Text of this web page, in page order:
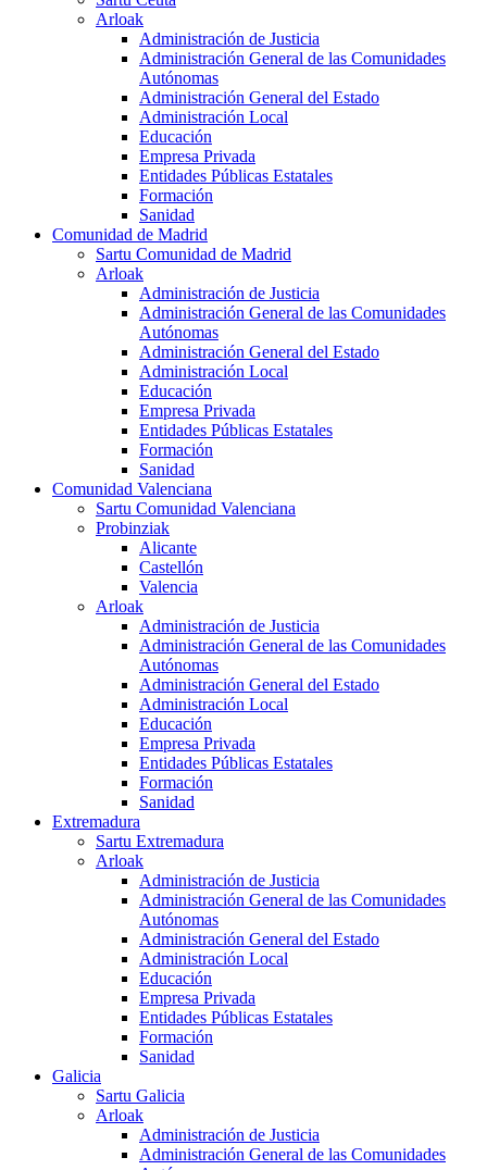
Arloak
Administración de Justicia
Administración General de las Comunidades
Autónomas
Administración General del Estado
Administración Local
Educación
Empresa Privada
Entidades Públicas Estatales
Formación
Sanidad
Comunidad de Madrid
Sartu Comunidad de Madrid
Arloak
Administración de Justicia
Administración General de las Comunidades
Autónomas
Administración General del Estado
Administración Local
Educación
Empresa Privada
Entidades Públicas Estatales
Formación
Sanidad
Comunidad Valenciana
Sartu Comunidad Valenciana
Probinziak
Alicante
Castellón
Valencia
Arloak
Administración de Justicia
Administración General de las Comunidades
Autónomas
Administración General del Estado
Administración Local
Educación
Empresa Privada
Entidades Públicas Estatales
Formación
Sanidad
Extremadura
Sartu Extremadura
Arloak
Administración de Justicia
Administración General de las Comunidades
Autónomas
Administración General del Estado
Administración Local
Educación
Empresa Privada
Entidades Públicas Estatales
Formación
Sanidad
Galicia
Sartu Galicia
Arloak
Administración de Justicia
Administración General de las Comunidades